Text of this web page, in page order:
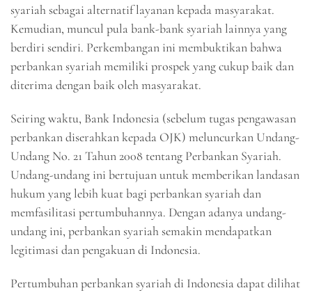
syariah sebagai alternatif layanan kepada masyarakat.
Kemudian, muncul pula bank-bank syariah lainnya yang
berdiri sendiri. Perkembangan ini membuktikan bahwa
perbankan syariah memiliki prospek yang cukup baik dan
diterima dengan baik oleh masyarakat.
Seiring waktu, Bank Indonesia (sebelum tugas pengawasan
perbankan diserahkan kepada OJK) meluncurkan Undang-
Undang No. 21 Tahun 2008 tentang Perbankan Syariah.
Undang-undang ini bertujuan untuk memberikan landasan
hukum yang lebih kuat bagi perbankan syariah dan
memfasilitasi pertumbuhannya. Dengan adanya undang-
undang ini, perbankan syariah semakin mendapatkan
legitimasi dan pengakuan di Indonesia.
Pertumbuhan perbankan syariah di Indonesia dapat dilihat